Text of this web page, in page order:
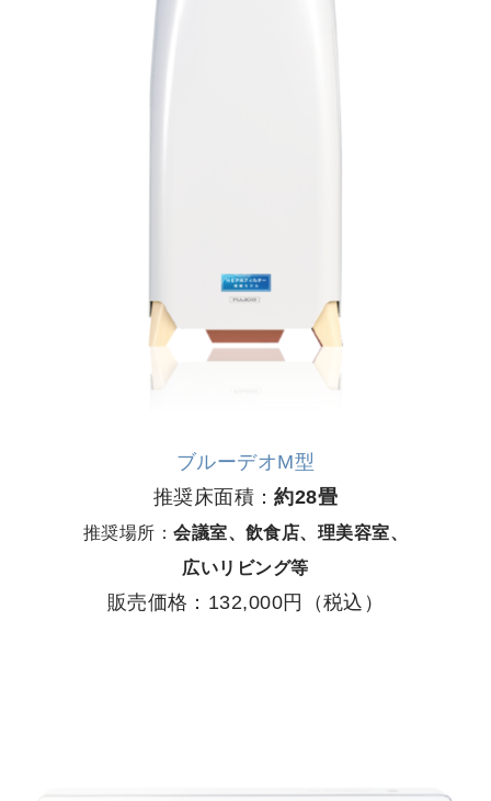
ブルーデオM型
推奨床面積：約28畳
推奨場所：会議室、飲食店、理美容室、
広いリビング等
販売価格：132,000円（税込）